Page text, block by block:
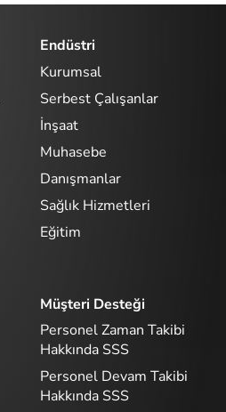
Endüstri
Kurumsal
Serbest Çalışanlar
İnşaat
Muhasebe
Danışmanlar
Sağlık Hizmetleri
Eğitim
Müşteri Desteği
Personel Zaman Takibi
Hakkında SSS
Personel Devam Takibi
Hakkında SSS